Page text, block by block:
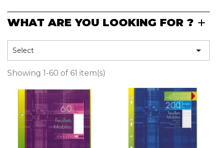
Pencil cases & Leather goods
FIND OUR COLLECTIONS
WHAT ARE YOU LOOKING FOR ?
Select 
Showing 1-60 of 61 item(s)